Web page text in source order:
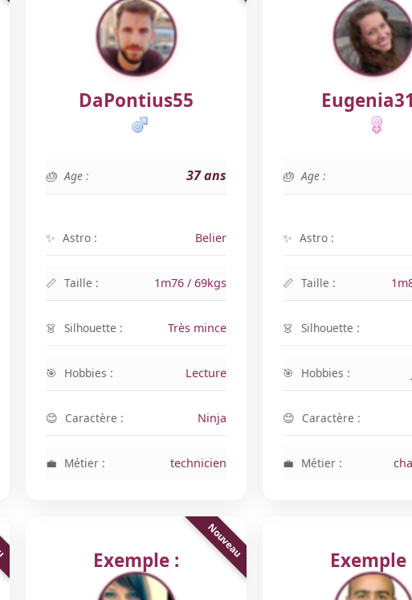
DaPontius55
Age : 37 ans
Astro : Belier
Taille : 1m76 / 69kgs
Silhouette : Très mince
Hobbies : Lecture
Caractère : Ninja
Métier : technicien
Age :
Astro :
Taille :
Silhouette :
Hobbies :
Caractère :
Métier :
Exemple : Exemple